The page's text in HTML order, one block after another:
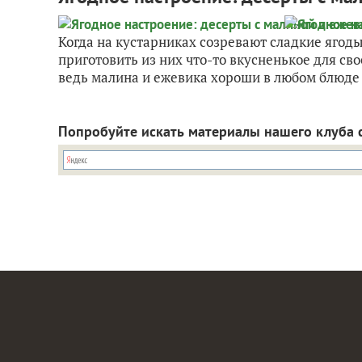
Когда на кустарниках созревают сладкие
приготовить из них что-то вкусненькое для
ведь малина и ежевика хороши в любом
Попробуйте искать материалы нашего